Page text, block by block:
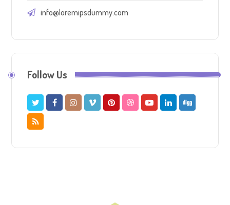
info@loremipsdummy.com
Follow Us